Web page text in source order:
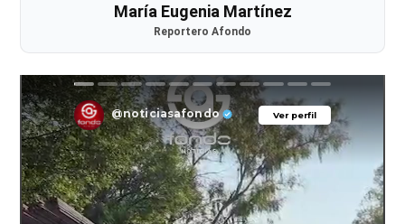
María Eugenia Martínez
Reportero Afondo
Ver perfil
@noticiasafondo Ver perfil